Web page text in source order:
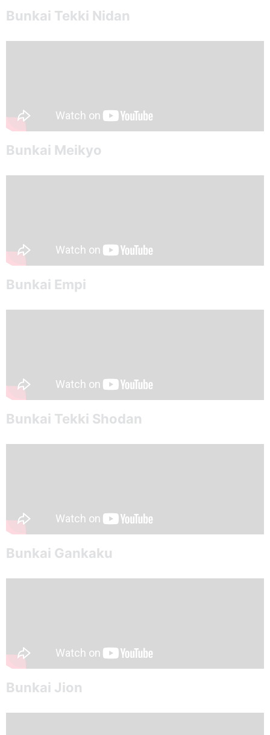
Bunkai Tekki Nidan
Bunkai Meikyo
Bunkai Empi
Bunkai Tekki Shodan
Bunkai Gankaku
Bunkai Jion